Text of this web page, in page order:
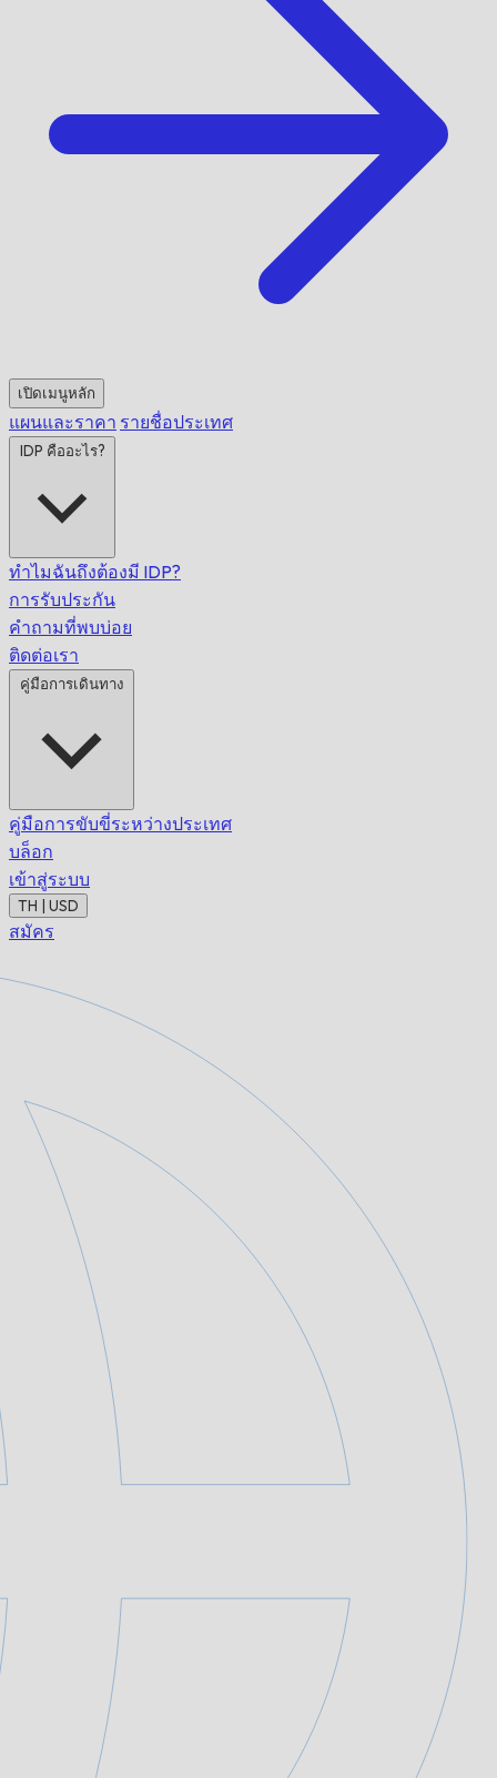
เปิดเมนูหลัก
แผนและราคา รายชื่อประเทศ
IDP คืออะไร?
ทำไมฉันถึงต้องมี IDP?
การรับประกัน
คำถามที่พบบ่อย
ติดต่อเรา
คู่มือการเดินทาง
คู่มือการขับขี่ระหว่างประเทศ
บล็อก
เข้าสู่ระบบ
TH | USD
สมัคร